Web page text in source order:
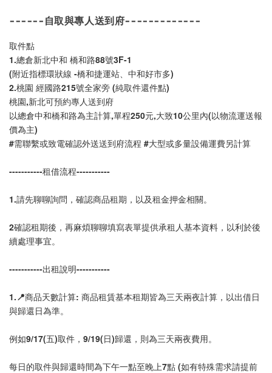
------自取與專人送到府-------------
取件點
1.總倉新北中和 橋和路88號3F-1
(附近指標環狀線 -橋和捷運站、中和好市多)
2.桃園 經國路215號全家旁 (純取件還件點)
桃園,新北可預約專人送到府
以總倉中和橋和路為主計算,單程250元,大致10公里內(以物流運送報
價為主)
#需聯繫或致電確認外送送到府流程 #大型或多量設備運費另計算
-----------租借流程-----------
1.請先聊聊詢問，確認商品租期，以及租金押金相關。
2確認租期後，再麻煩聊聊填寫表單提供承租人基本資料，以利於後
續處理事宜。
-----------出租說明-----------
1.📍商品天數計算: 商品租賃基本租期皆為三天兩夜計算，以出借日
與歸還日為準。
例如9/17(五)取件，9/19(日)歸還，則為三天兩夜費用。
每日的取件與歸還時間為下午一點至晚上7點 (如有特殊需求請提前